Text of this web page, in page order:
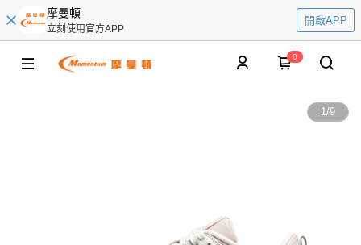
摩曼頓
立刻使用官方APP
開啟APP
0
1/9